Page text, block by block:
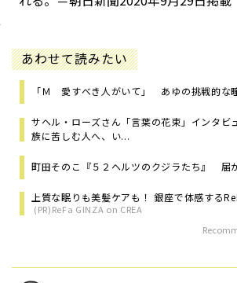
あわせて読みたい
「Ｍ 愛すべき人がいて」 あゆの挑戦的な
サヘル・ローズさん「言葉の花束」インタ
族に苦しむ人へ、い...
町田そのこ『５２ヘルツのクジラたち』 届
上質な眠りも美髪ケアも！ 銀座で体感する
(PR)ReFa GINZA on CREA